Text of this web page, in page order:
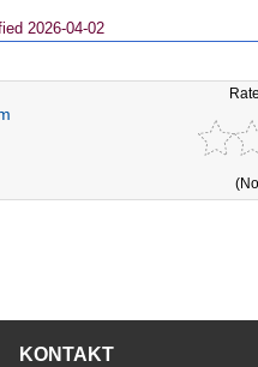
2026-04-02
KONTAKT